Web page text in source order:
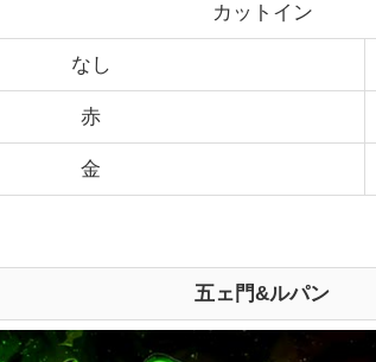
カットイン
なし
赤
金
五ェ門&ルパン